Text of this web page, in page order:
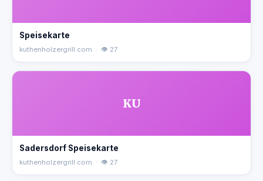
Speisekarte
kuthenholzergrill.com · 👁 27
KU
Sadersdorf Speisekarte
kuthenholzergrill.com · 👁 27